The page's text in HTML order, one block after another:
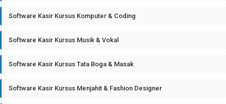
Software Kasir Kursus Komputer & Coding
Software Kasir Kursus Musik & Vokal
Software Kasir Kursus Tata Boga & Masak
Software Kasir Kursus Menjahit & Fashion Designer